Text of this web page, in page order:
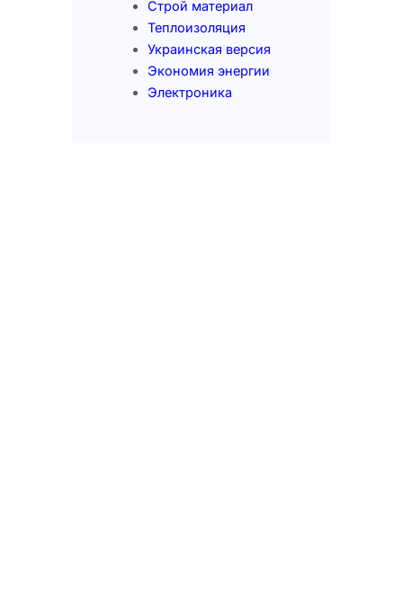
Строй материал
Теплоизоляция
Украинская версия
Экономия энергии
Электроника